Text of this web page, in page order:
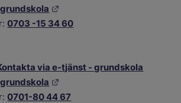
0703 -15 34 60
via e-tjänst - grundskola
0701-80 44 67